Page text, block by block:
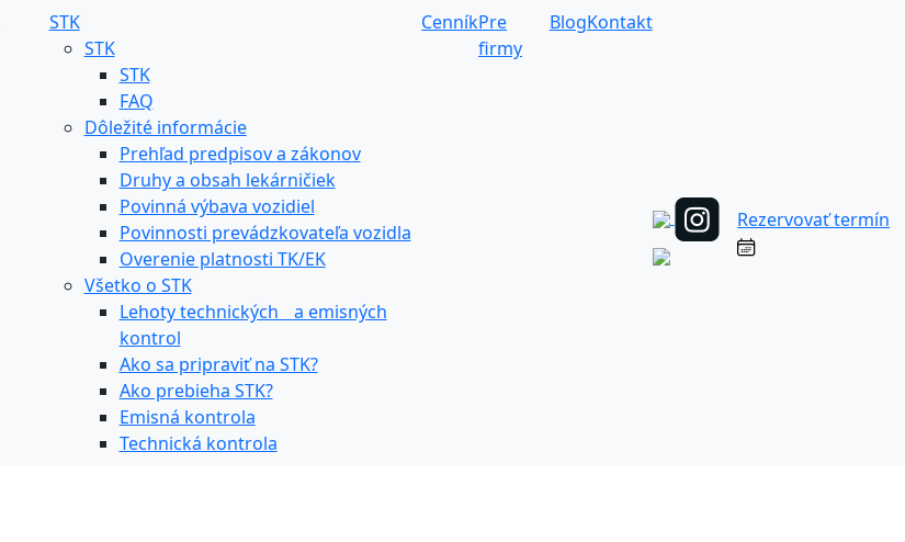
STK
STK
STK
FAQ
Dôležité informácie
Prehľad predpisov a zákonov
Druhy a obsah lekárničiek
Povinná výbava vozidiel
Povinnosti prevádzkovateľa vozidla
Overenie platnosti TK/EK
Všetko o STK
Lehoty technických a emisných
kontrol
Ako sa pripraviť na STK?
Ako prebieha STK?
Emisná kontrola
Technická kontrola
CenníkPre
firmy
BlogKontakt
Rezervovať termín